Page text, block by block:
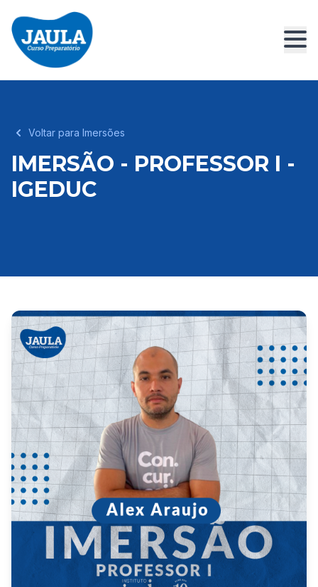
Voltar para Imersões
IMERSÃO - PROFESSOR I -
IGEDUC